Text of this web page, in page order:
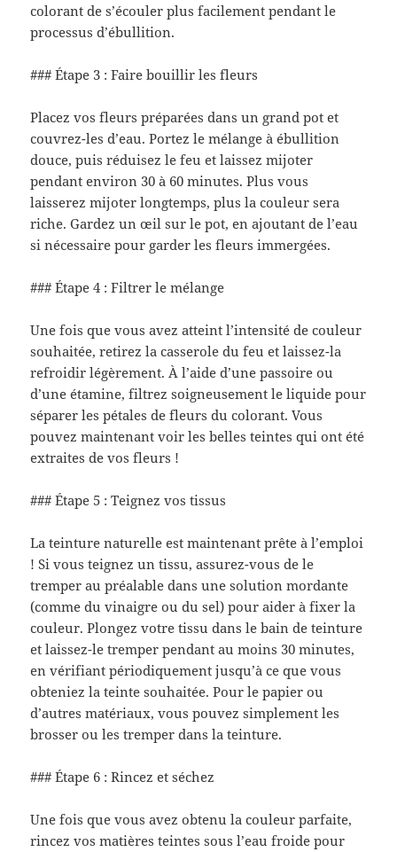
colorant de s’écouler plus facilement pendant le
processus d’ébullition.
### Étape 3 : Faire bouillir les fleurs
Placez vos fleurs préparées dans un grand pot et
couvrez-les d’eau. Portez le mélange à ébullition
douce, puis réduisez le feu et laissez mijoter
pendant environ 30 à 60 minutes. Plus vous
laisserez mijoter longtemps, plus la couleur sera
riche. Gardez un œil sur le pot, en ajoutant de l’eau
si nécessaire pour garder les fleurs immergées.
### Étape 4 : Filtrer le mélange
Une fois que vous avez atteint l’intensité de couleur
souhaitée, retirez la casserole du feu et laissez-la
refroidir légèrement. À l’aide d’une passoire ou
d’une étamine, filtrez soigneusement le liquide pour
séparer les pétales de fleurs du colorant. Vous
pouvez maintenant voir les belles teintes qui ont été
extraites de vos fleurs !
### Étape 5 : Teignez vos tissus
La teinture naturelle est maintenant prête à l’emploi
! Si vous teignez un tissu, assurez-vous de le
tremper au préalable dans une solution mordante
(comme du vinaigre ou du sel) pour aider à fixer la
couleur. Plongez votre tissu dans le bain de teinture
et laissez-le tremper pendant au moins 30 minutes,
en vérifiant périodiquement jusqu’à ce que vous
obteniez la teinte souhaitée. Pour le papier ou
d’autres matériaux, vous pouvez simplement les
brosser ou les tremper dans la teinture.
### Étape 6 : Rincez et séchez
Une fois que vous avez obtenu la couleur parfaite,
rincez vos matières teintes sous l’eau froide pour